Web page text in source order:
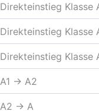
Direkteinstieg Klasse
Direkteinstieg Klasse
Direkteinstieg Klasse
A1 → A2
A2 → A